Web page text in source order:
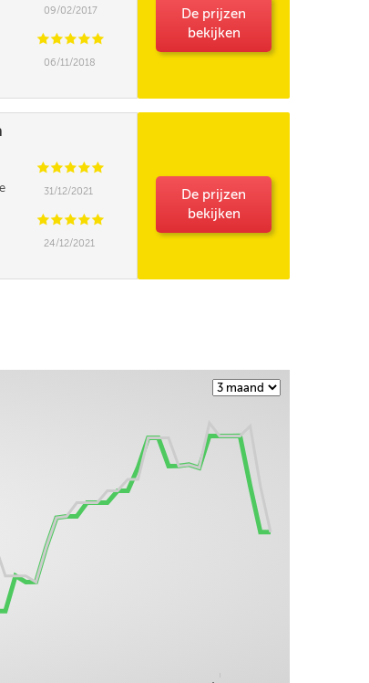
09/02/2017
CCCCC
06/11/2018
De prijzen
bekijken
CCCCC
, à
31/12/2021
CCCCC
24/12/2021
De prijzen
bekijken